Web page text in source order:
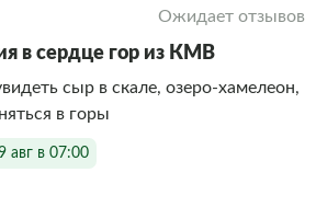
Ожидает отзывов
в сердце гор из КМВ
сыр в скале, озеро‑хамелеон,
в горы
авг в 07:00